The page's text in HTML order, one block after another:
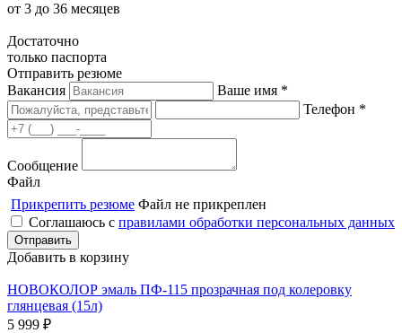
от 3 до 36 месяцев
Достаточно
только паспорта
Отправить резюме
Вакансия
Ваше имя *
Телефон *
Сообщение
Файл
Прикрепить резюме Файл не прикреплен
Соглашаюсь с правилами обработки персональных данных
Добавить в корзину
НОВОКОЛОР эмаль ПФ-115 прозрачная под колеровку
глянцевая (15л)
5 999 ₽